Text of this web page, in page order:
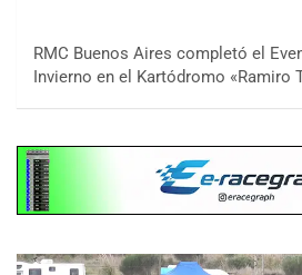
RMC Buenos Aires completó el
Invierno en el Kartódromo «Ramiro